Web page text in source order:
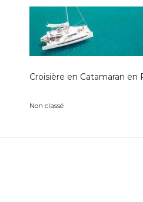
Croisière en Catamaran en
Non classé